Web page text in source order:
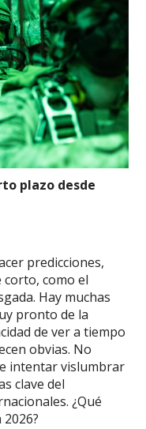
plazo desde
predicciones,
como el
Hay muchas
pronto de la
de ver a tiempo
obvias. No
intentar vislumbrar
clave del
¿Qué